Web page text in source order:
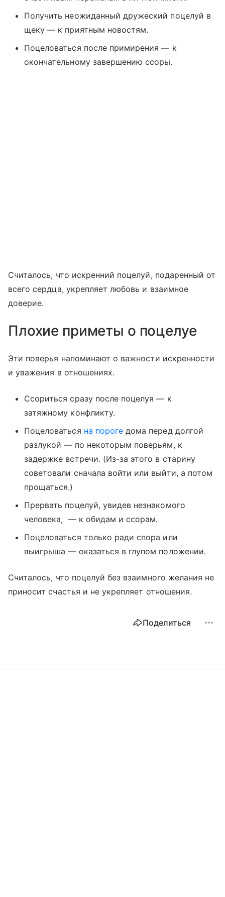
Получить неожиданный дружеский поцелуй в
щеку — к приятным новостям.
Поцеловаться после примирения — к
окончательному завершению ссоры.
Считалось, что искренний поцелуй, подаренный от
всего сердца, укрепляет любовь и взаимное
доверие.
Плохие приметы о поцелуе
Эти поверья напоминают о важности искренности
и уважения в отношениях.
Ссориться сразу после поцелуя — к
затяжному конфликту.
Поцеловаться на пороге дома перед долгой
разлукой — по некоторым поверьям, к
задержке встречи. (Из-за этого в старину
советовали сначала войти или выйти, а потом
прощаться.)
Прервать поцелуй, увидев незнакомого
человека, — к обидам и ссорам.
Поцеловаться только ради спора или
выигрыша — оказаться в глупом положении.
Считалось, что поцелуй без взаимного желания не
приносит счастья и не укрепляет отношения.
Поделиться